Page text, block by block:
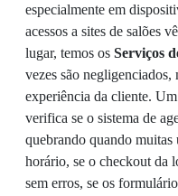
especialmente em
acessos a sites de salões
lugar, temos os Serviços
vezes são negligenciados,
experiência da cliente.
verifica se o sistema de
quebrando quando muitas
horário, se o checkout da
sem erros, se os